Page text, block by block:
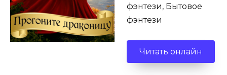
фэнтези, Бытовое
фэнтези
Читать онлайн